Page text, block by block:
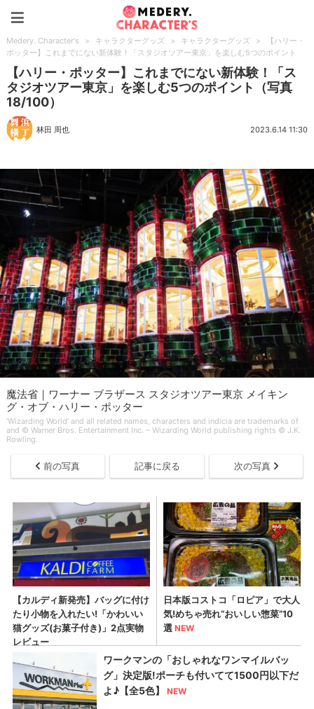
Medery. Character's > キャラクターグッズ > キャラクターグッズ >
【ハリー・
ポッター】これまでにない新体験！「スタジオツアー東京」を楽しむ5つのポイント
【ハリー・ポッター】これまでにない新体験！「ス
タジオツアー東京」を楽しむ5つのポイント（写真
18/100）
林田 周也 2023.6.14 11:30
魔法省｜ワーナー ブラザース スタジオツアー東京 メイキン
グ・オブ・ハリー・ポッター
‘Wizarding World’ and all related names, characters and indicia are trademarks of
and © Warner Bros. Entertainment Inc. – Wizarding World publishing rights © J.K.
Rowling.
前の写真 記事に戻る 次の写真